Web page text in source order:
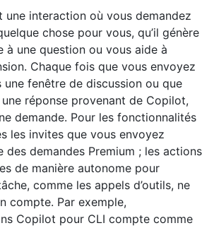
une interaction où vous demandez
chose pour vous, qu’il génère
à une question ou vous aide à
Chaque fois que vous envoyez
une fenêtre de discussion ou que
réponse provenant de Copilot,
demande. Pour les fonctionnalités
les invites que vous envoyez
des demandes Premium ; les actions
de manière autonome pour
comme les appels d’outils, ne
compte. Par exemple,
Copilot pour CLI compte comme